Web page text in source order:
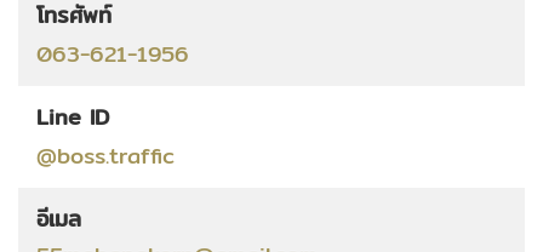
โทรศัพท์
063-621-1956
Line ID
@boss.traffic
อีเมล